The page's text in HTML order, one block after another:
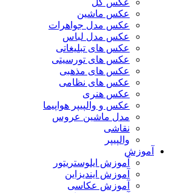
عکس ماشین
عکس مدل جواهرات
عکس مدل لباس
عکس های تبلیغاتی
عکس های تورسیتی
عکس های مذهبی
عکس های نظامی
عکس هنری
عکس و والپیپر هواپیما
مدل ماشین عروس
نقاشی
والپیپر
آموزش
آموزش ایلوستریتور
آموزش ایندیزاین
آموزش عکاسی